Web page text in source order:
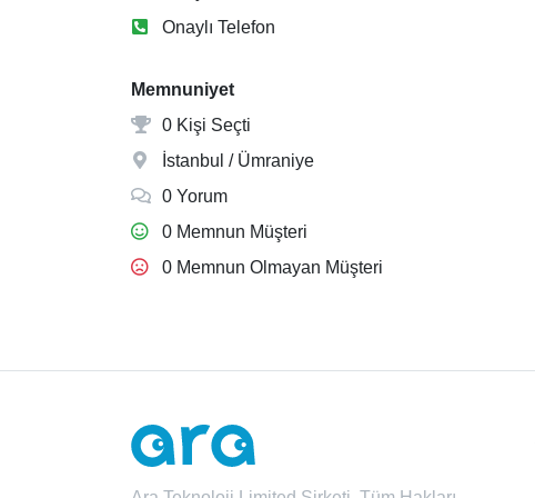
Onaylı Telefon
Memnuniyet
0 Kişi Seçti
İstanbul / Ümraniye
0 Yorum
0 Memnun Müşteri
0 Memnun Olmayan Müşteri